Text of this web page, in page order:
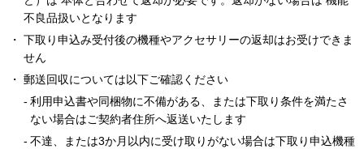
不良品扱いとなります
下取り申込み受付後の機種やアクセサリーの返却はお受けできま
せん
郵送回収については以下ご確認ください
利用申込書や同梱物に不備がある、または下取り条件を満たさ
ない場合はご契約者住所へ返送いたします
不達、または3か月以内に受け取りがない場合は下取り申込機種